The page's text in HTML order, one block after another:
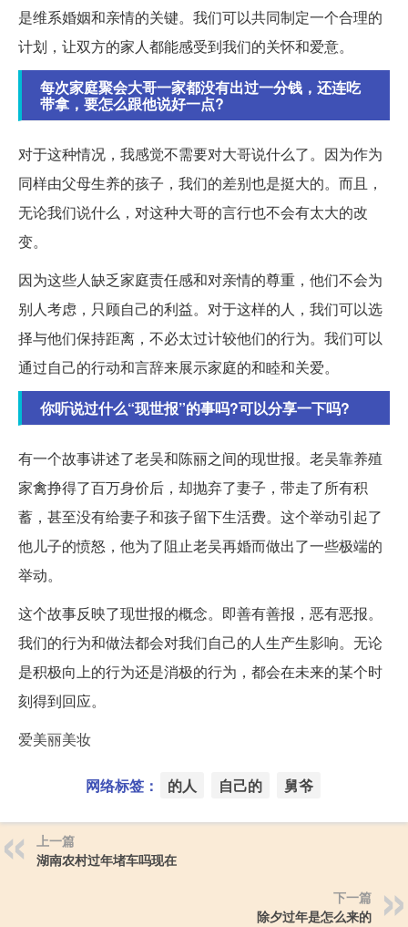
是维系婚姻和亲情的关键。我们可以共同制定一个合理的
计划，让双方的家人都能感受到我们的关怀和爱意。
每次家庭聚会大哥一家都没有出过一分钱，还连吃
带拿，要怎么跟他说好一点?
对于这种情况，我感觉不需要对大哥说什么了。因为作为
同样由父母生养的孩子，我们的差别也是挺大的。而且，
无论我们说什么，对这种大哥的言行也不会有太大的改
变。
因为这些人缺乏家庭责任感和对亲情的尊重，他们不会为
别人考虑，只顾自己的利益。对于这样的人，我们可以选
择与他们保持距离，不必太过计较他们的行为。我们可以
通过自己的行动和言辞来展示家庭的和睦和关爱。
你听说过什么“现世报”的事吗?可以分享一下吗?
有一个故事讲述了老吴和陈丽之间的现世报。老吴靠养殖
家禽挣得了百万身价后，却抛弃了妻子，带走了所有积
蓄，甚至没有给妻子和孩子留下生活费。这个举动引起了
他儿子的愤怒，他为了阻止老吴再婚而做出了一些极端的
举动。
这个故事反映了现世报的概念。即善有善报，恶有恶报。
我们的行为和做法都会对我们自己的人生产生影响。无论
是积极向上的行为还是消极的行为，都会在未来的某个时
刻得到回应。
爱美丽美妆
网络标签： 的人 自己的 舅爷
上一篇
湖南农村过年堵车吗现在
下一篇
除夕过年是怎么来的